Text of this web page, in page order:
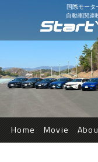
国際モータ
自動車関連
Home Movie